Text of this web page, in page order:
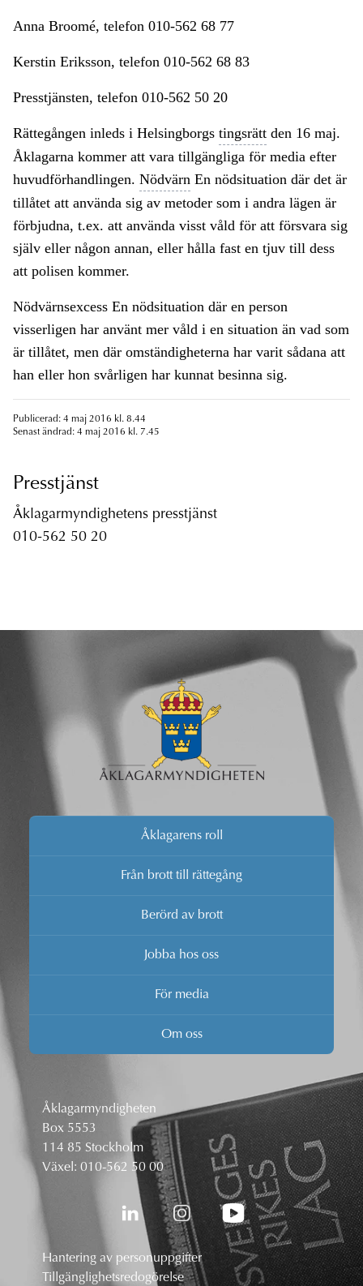
Anna Broomé, telefon 010-562 68 77
Kerstin Eriksson, telefon 010-562 68 83
Presstjänsten, telefon 010-562 50 20
Rättegången inleds i Helsingborgs tingsrätt den 16 maj.
Åklagarna kommer att vara tillgängliga för media efter
huvudförhandlingen. Nödvärn En nödsituation där det är
tillåtet att använda sig av metoder som i andra lägen är
förbjudna, t.ex. att använda visst våld för att försvara sig
själv eller någon annan, eller hålla fast en tjuv till dess
att polisen kommer.
Nödvärnsexcess En nödsituation där en person
visserligen har använt mer våld i en situation än vad som
är tillåtet, men där omständigheterna har varit sådana att
han eller hon svårligen har kunnat besinna sig.
Publicerad: 4 maj 2016 kl. 8.44
Senast ändrad: 4 maj 2016 kl. 7.45
Presstjänst
Åklagarmyndighetens presstjänst
010-562 50 20
Åklagarens roll
Från brott till rättegång
Berörd av brott
Jobba hos oss
För media
Om oss
Åklagarmyndigheten
Box 5553
114 85 Stockholm
Växel: 010-562 50 00
Hantering av personuppgifter
Tillgänglighetsredogörelse